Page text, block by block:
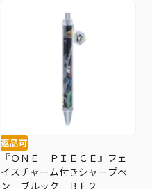
返品可
『ＯＮＥ ＰＩＥＣＥ』フェ
イスチャーム付きシャープペ
ン ブルック ＢＦ２